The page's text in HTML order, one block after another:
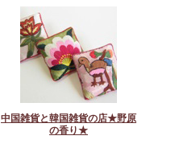
中国雑貨と韓国雑貨の店★野原
の香り★